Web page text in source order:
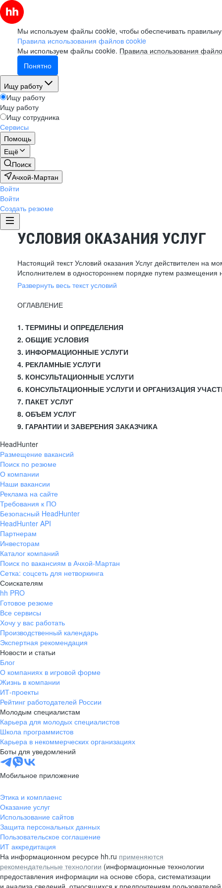
Мы используем файлы cookie, чтобы обеспечивать
Правила использования файлов cookie
Мы используем файлы cookie. Правила использования
Понятно
Ищу работу
Ищу работу
Ищу работу
Ищу сотрудника
Сервисы
Помощь
Ещё
Поиск
Ачхой-Мартан
Войти
Войти
Создать резюме
УСЛОВИЯ ОКАЗАНИЯ УСЛУГ
Настоящий текст Условий оказания Услуг действителен на
Исполнителем в одностороннем порядке путем размещения
Развернуть весь текст условий
ОГЛАВЛЕНИЕ
1. ТЕРМИНЫ И ОПРЕДЕЛЕНИЯ
2. ОБЩИЕ УСЛОВИЯ
3. ИНФОРМАЦИОННЫЕ УСЛУГИ
4. РЕКЛАМНЫЕ УСЛУГИ
5. КОНСУЛЬТАЦИОННЫЕ УСЛУГИ
6. КОНСУЛЬТАЦИОННЫЕ УСЛУГИ И ОРГАНИЗАЦИЯ
7. ПАКЕТ УСЛУГ
8. ОБЪЕМ УСЛУГ
9. ГАРАНТИИ И ЗАВЕРЕНИЯ ЗАКАЗЧИКА
HeadHunter
Размещение вакансий
Поиск по резюме
О компании
Наши вакансии
Реклама на сайте
Требования к ПО
Безопасный HeadHunter
HeadHunter API
Партнерам
Инвесторам
Каталог компаний
Поиск по вакансиям в Ачхой-Мартан
Сетка: соцсеть для нетворкинга
Соискателям
hh PRO
Готовое резюме
Все сервисы
Хочу у вас работать
Производственный календарь
Экспертная рекомендация
Новости и статьи
Блог
О компаниях в игровой форме
Жизнь в компании
ИТ-проекты
Рейтинг работодателей России
Молодым специалистам
Карьера для молодых специалистов
Школа программистов
Карьера в некоммерческих организациях
Боты для уведомлений
Мобильное приложение
Этика и комплаенс
Оказание услуг
Использование сайтов
Защита персональных данных
Пользовательское соглашение
ИТ аккредитация
На информационном ресурсе hh.ru применяются
рекомендательные технологии (информационные технологии
предоставления информации на основе сбора, систематизации
и анализа сведений, относящихся к предпочтениям пользователей